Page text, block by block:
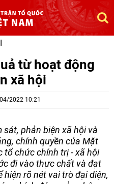
từ hoạt động
xã hội
2022 10:21
phản biện xã hội và
chính quyền của Mặt
tổ chức chính trị - xã hội
đi vào thực chất và đạt
rõ nét vai trò đại diện,